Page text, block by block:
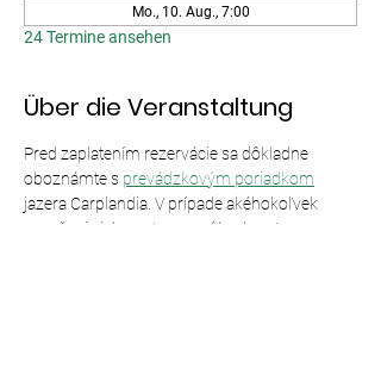
Mo., 10. Aug., 7:00
24 Termine ansehen
Über die Veranstaltung
Pred zaplatením rezervácie sa dôkladne
oboznámte s prevádzkovým poriadkom
jazera Carplandia. V prípade akéhokoľvek
porušenia jeho ustanovení bude vstup